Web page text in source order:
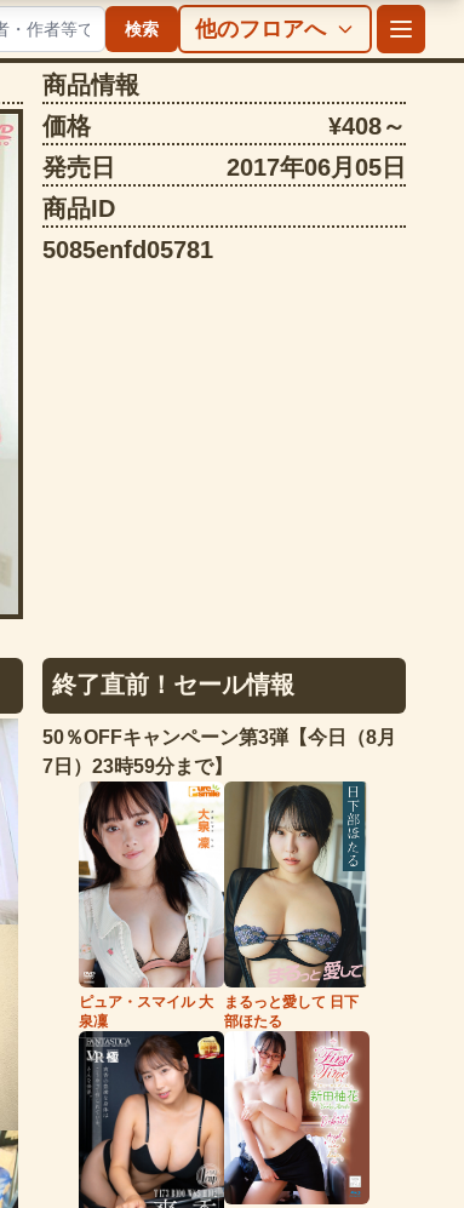
検索 他のフロアへ
商品情報
価格
¥408～
発売日
2017年06月05日
商品ID
5085enfd05781
終了直前！セール情報
50％OFFキャンペーン第3弾【今日（8月
7日）23時59分まで】
ピュア・スマイル 大
泉凜
まるっと愛して 日下
部ほたる